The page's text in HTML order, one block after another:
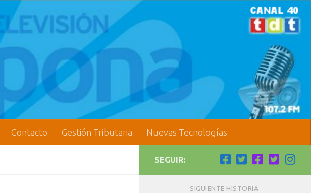
Contacto Gestión Tributaria Nuevas Tecnologías
SEGUIR:
SIGUIENTE HISTORIA